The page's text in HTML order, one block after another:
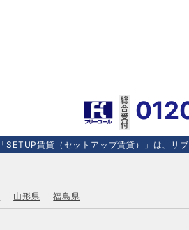
SETUP賃貸（セットアップ賃貸）」は、リ
山形県 福島県